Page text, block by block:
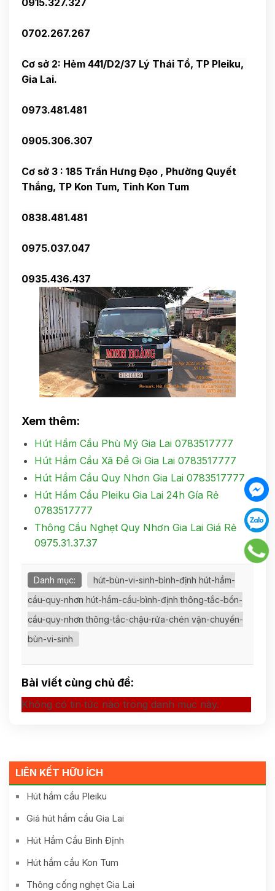
LIÊN KẾT HỮU ÍCH
Hút hầm cầu Pleiku
Giá hút hầm cầu Gia Lai
Hút Hầm Cầu Bình Định
Hút hầm cầu Kon Tum
Thông cống nghẹt Gia Lai
Cơ sở 2: Hẻm 441/D2/37 Lý Thái Tổ, TP Pleiku,
Cơ sở 3 : 185 Trần Hưng Đạo , Phường Quyết
0935.436.437
Xem thêm:
Hút Hầm Cầu Phù Mỹ Gia Lai 0783517777
Hút Hầm Cầu Xã Đề Gi Gia Lai 0783517777
Hút Hầm Cầu Quy Nhơn Gia Lai 0783517777
Hút Hầm Cầu Pleiku Gia Lai 24h Gía Rẻ
0783517777
Thông Cầu Nghẹt Quy Nhơn Gia Lai Giá Rẻ
0975.31.37.37
Danh mục:
hút-bùn-vi-sinh-bình-định hút-hầm-
cầu-quy-nhơn hút-hầm-cầu-bình-định thông-tắc-bồn-
cầu-quy-nhơn thông-tắc-chậu-rửa-chén vận-chuyển-
bùn-vi-sinh
Bài viết cùng chủ đề:
Không có tin tức nào trong danh mục này.